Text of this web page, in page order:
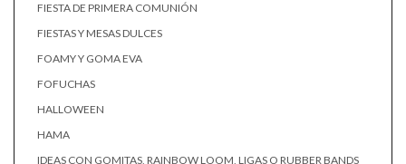
FIESTA DE PRIMERA COMUNIÓN
FIESTAS Y MESAS DULCES
FOAMY Y GOMA EVA
FOFUCHAS
HALLOWEEN
HAMA
IDEAS CON GOMITAS, RAINBOW LOOM, LIGAS O RUBBER BANDS